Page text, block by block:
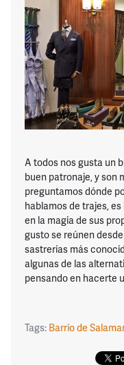
A todos nos gusta un
buen patronaje, y son
preguntamos dónde
hablamos de trajes,
en la magia de sus
gusto se reúnen
sastrerías más
algunas de las
pensando en hacerte
Tags: Barrio de